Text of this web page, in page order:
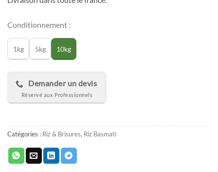
Conditionnement :
1kg 5kg 10kg
Demander un devis
Catégories : Riz & Brisures, Riz Basmati